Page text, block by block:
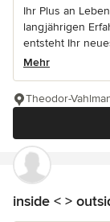
Ihr Plus an
langjährigen
entsteht Ihr
Mehr
Theodor-
inside < >